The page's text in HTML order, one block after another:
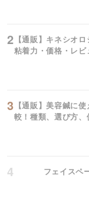
【通販】キネシオ
粘着力・価格・レビ
【通販】美容鍼に
較！種類、選び方、
フェイスペ